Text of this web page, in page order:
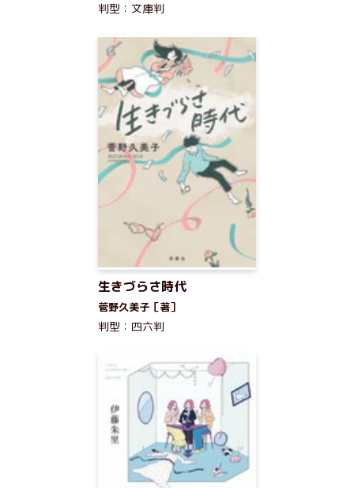
判型：文庫判
生きづらさ時代
菅野久美子［著］
判型：四六判